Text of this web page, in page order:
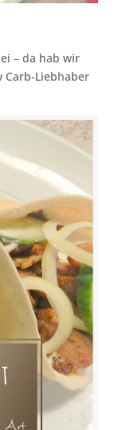
– da hab wir
Carb-Liebhaber